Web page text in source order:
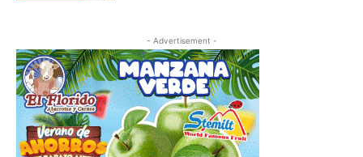
- Advertisement -